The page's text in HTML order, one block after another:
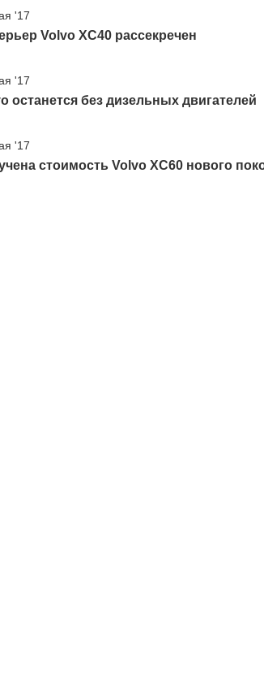
'17
Volvo XC40 рассекречен
'17
останется без дизельных двигателей
'17
стоимость Volvo XC60 нового